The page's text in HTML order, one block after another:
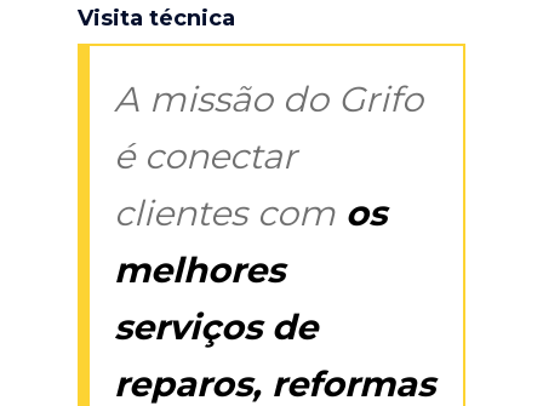
Visita técnica
A missão do Grifo
é conectar
clientes com os
melhores
serviços de
reparos, reformas